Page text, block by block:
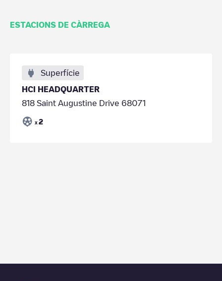
ESTACIONS DE CÀRREGA
Superfície
HCI HEADQUARTER
818 Saint Augustine Drive 68071
x 2